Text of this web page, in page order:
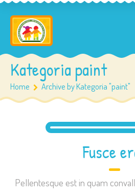
Kategoria paint
Home Archive by Kategoria "paint"
Fusce
Pellentesque est in quam